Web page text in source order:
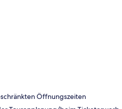
Öffnungszeiten